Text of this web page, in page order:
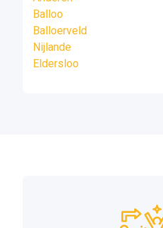
Balloo
Balloerveld
Nijlande
Eldersloo